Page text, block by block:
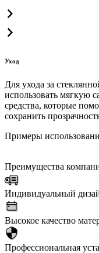
Уход
Для ухода за
использовать мягкую
средства, которые
сохранить
Примеры
Преимущества
Индивидуальный
Высокое качество
Профессиональная